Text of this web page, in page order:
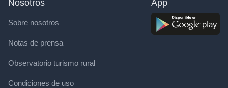
Nosotros
Sobre nosotros
Notas de prensa
Observatorio turismo rural
Condiciones de uso
App